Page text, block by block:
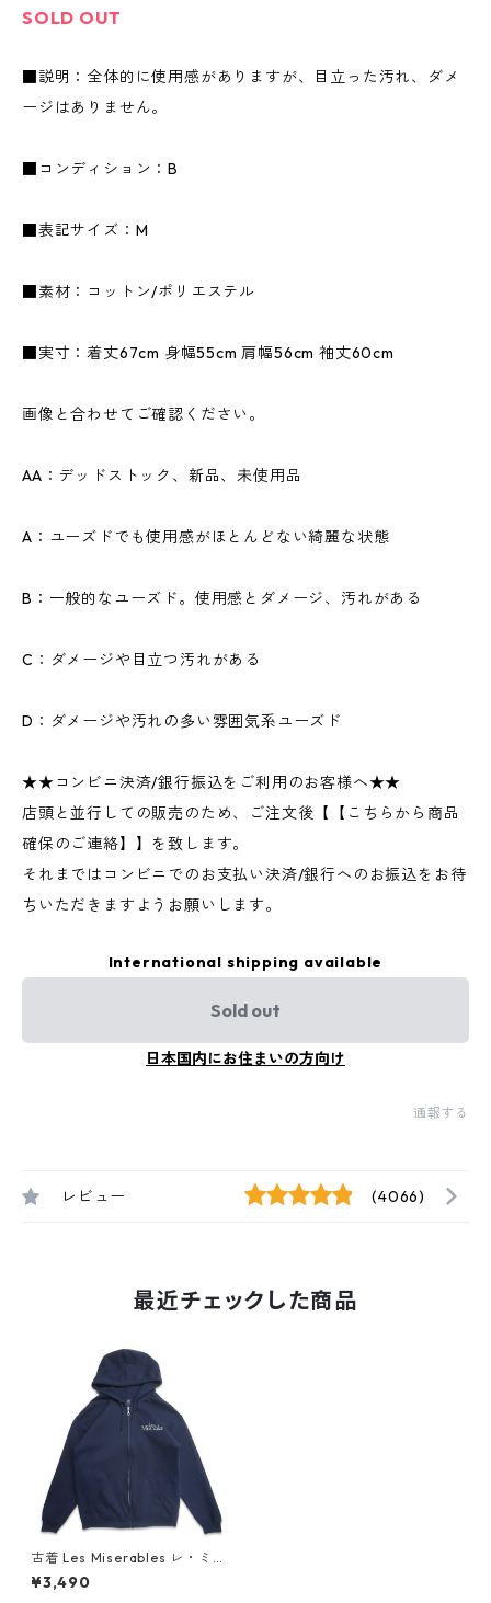
SOLD OUT
■説明：全体的に使用感がありますが、目立った汚れ、ダメ
ージはありません。
■コンディション：B
■表記サイズ：M
■素材：コットン/ポリエステル
■実寸：着丈67cm 身幅55cm 肩幅56cm 袖丈60cm
画像と合わせてご確認ください。
AA：デッドストック、新品、未使用品
A：ユーズドでも使用感がほとんどない綺麗な状態
B：一般的なユーズド。使用感とダメージ、汚れがある
C：ダメージや目立つ汚れがある
D：ダメージや汚れの多い雰囲気系ユーズド
★★コンビニ決済/銀行振込をご利用のお客様へ★★
店頭と並行しての販売のため、ご注文後【【こちらから商品
確保のご連絡】】を致します。
それまではコンビニでのお支払い決済/銀行へのお振込をお待
ちいただきますようお願いします。
International shipping available
Sold out
日本国内にお住まいの方向け
通報する
レビュー (4066)
最近チェックした商品
古着 Les Miserables レ・ミ
ゼラブル 刺繍 ジップアップ ス
ウェット パーカー ネイビー 表
¥3,490